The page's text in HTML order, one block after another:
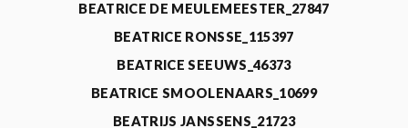
BEATRICE DE MEULEMEESTER_27847
BEATRICE RONSSE_115397
BEATRICE SEEUWS_46373
BEATRICE SMOOLENAARS_10699
BEATRIJS JANSSENS_21723